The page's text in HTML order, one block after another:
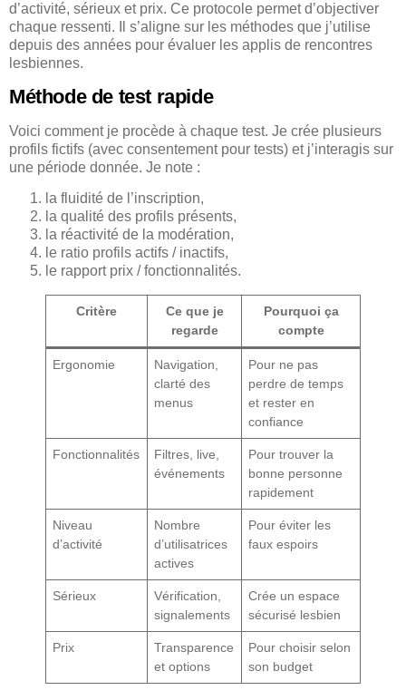
d’activité, sérieux et prix. Ce protocole permet d’objectiver
chaque ressenti. Il s’aligne sur les méthodes que j’utilise
depuis des années pour évaluer les applis de rencontres
lesbiennes.
Méthode de test rapide
Voici comment je procède à chaque test. Je crée plusieurs
profils fictifs (avec consentement pour tests) et j’interagis sur
une période donnée. Je note :
la fluidité de l’inscription,
la qualité des profils présents,
la réactivité de la modération,
le ratio profils actifs / inactifs,
le rapport prix / fonctionnalités.
Critère
Ce que je
regarde
Pourquoi ça
compte
Ergonomie
Navigation,
clarté des
menus
Pour ne pas
perdre de temps
et rester en
confiance
Fonctionnalités
Filtres, live,
événements
Pour trouver la
bonne personne
rapidement
Niveau
d’activité
Nombre
d’utilisatrices
actives
Pour éviter les
faux espoirs
Sérieux
Vérification,
signalements
Crée un espace
sécurisé lesbien
Prix
Transparence
et options
Pour choisir selon
son budget